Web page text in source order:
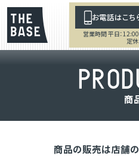
お電話はこち
営業時間 平日：
定
PROD
商
商品の販売は店舗の